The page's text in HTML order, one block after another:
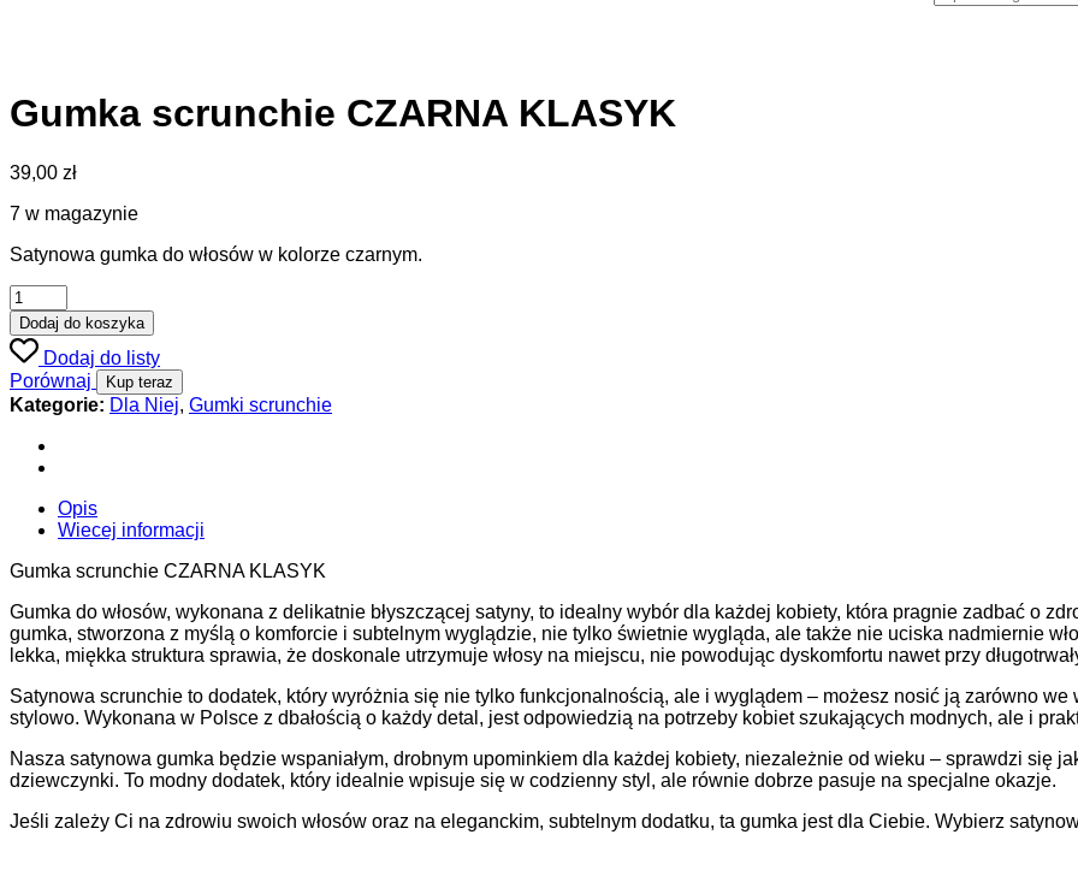
Gumka scrunchie CZARNA KLASYK
39,00 zł
7 w magazynie
Satynowa gumka do włosów w kolorze czarnym.
Dodaj do koszyka
Dodaj do listy
Porównaj
Kup teraz
Kategorie: Dla Niej, Gumki scrunchie
Opis
Wiecej informacji
Gumka scrunchie CZARNA KLASYK
Gumka do włosów, wykonana z delikatnie błyszczącej satyny, to idealny wybór dla każdej kobiety, która pragnie zadbać o
gumka, stworzona z myślą o komforcie i subtelnym wyglądzie, nie tylko świetnie wygląda, ale także nie uciska nadmiernie
lekka, miękka struktura sprawia, że doskonale utrzymuje włosy na miejscu, nie powodując dyskomfortu nawet przy
Satynowa scrunchie to dodatek, który wyróżnia się nie tylko funkcjonalnością, ale i wyglądem – możesz nosić ją zarówno
stylowo. Wykonana w Polsce z dbałością o każdy detal, jest odpowiedzią na potrzeby kobiet szukających modnych, ale i
Nasza satynowa gumka będzie wspaniałym, drobnym upominkiem dla każdej kobiety, niezależnie od wieku – sprawdzi się
dziewczynki. To modny dodatek, który idealnie wpisuje się w codzienny styl, ale równie dobrze pasuje na specjalne okazje.
Jeśli zależy Ci na zdrowiu swoich włosów oraz na eleganckim, subtelnym dodatku, ta gumka jest dla Ciebie. Wybierz